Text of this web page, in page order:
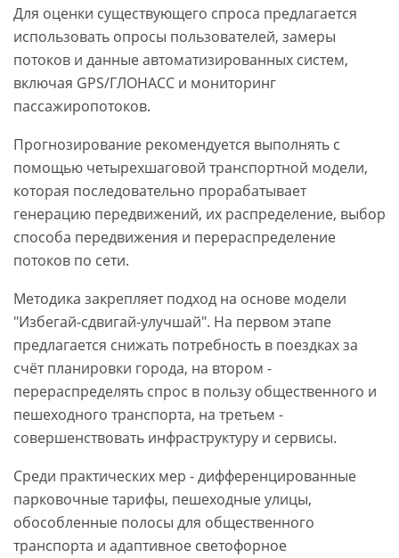
Для оценки существующего спроса предлагается
использовать опросы пользователей, замеры
потоков и данные автоматизированных систем,
включая GPS/ГЛОНАСС и мониторинг
пассажиропотоков.
Прогнозирование рекомендуется выполнять с
помощью четырехшаговой транспортной модели,
которая последовательно прорабатывает
генерацию передвижений, их распределение, выбор
способа передвижения и перераспределение
потоков по сети.
Методика закрепляет подход на основе модели
"Избегай-сдвигай-улучшай". На первом этапе
предлагается снижать потребность в поездках за
счёт планировки города, на втором -
перераспределять спрос в пользу общественного и
пешеходного транспорта, на третьем -
совершенствовать инфраструктуру и сервисы.
Среди практических мер - дифференцированные
парковочные тарифы, пешеходные улицы,
обособленные полосы для общественного
транспорта и адаптивное светофорное